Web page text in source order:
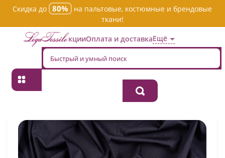
Скидка до 80%
на пальтовые, костюмные и брендовые
ткани!
АкцииОплата и доставкаЕщё
Главная
Ткань хлопок плательно-